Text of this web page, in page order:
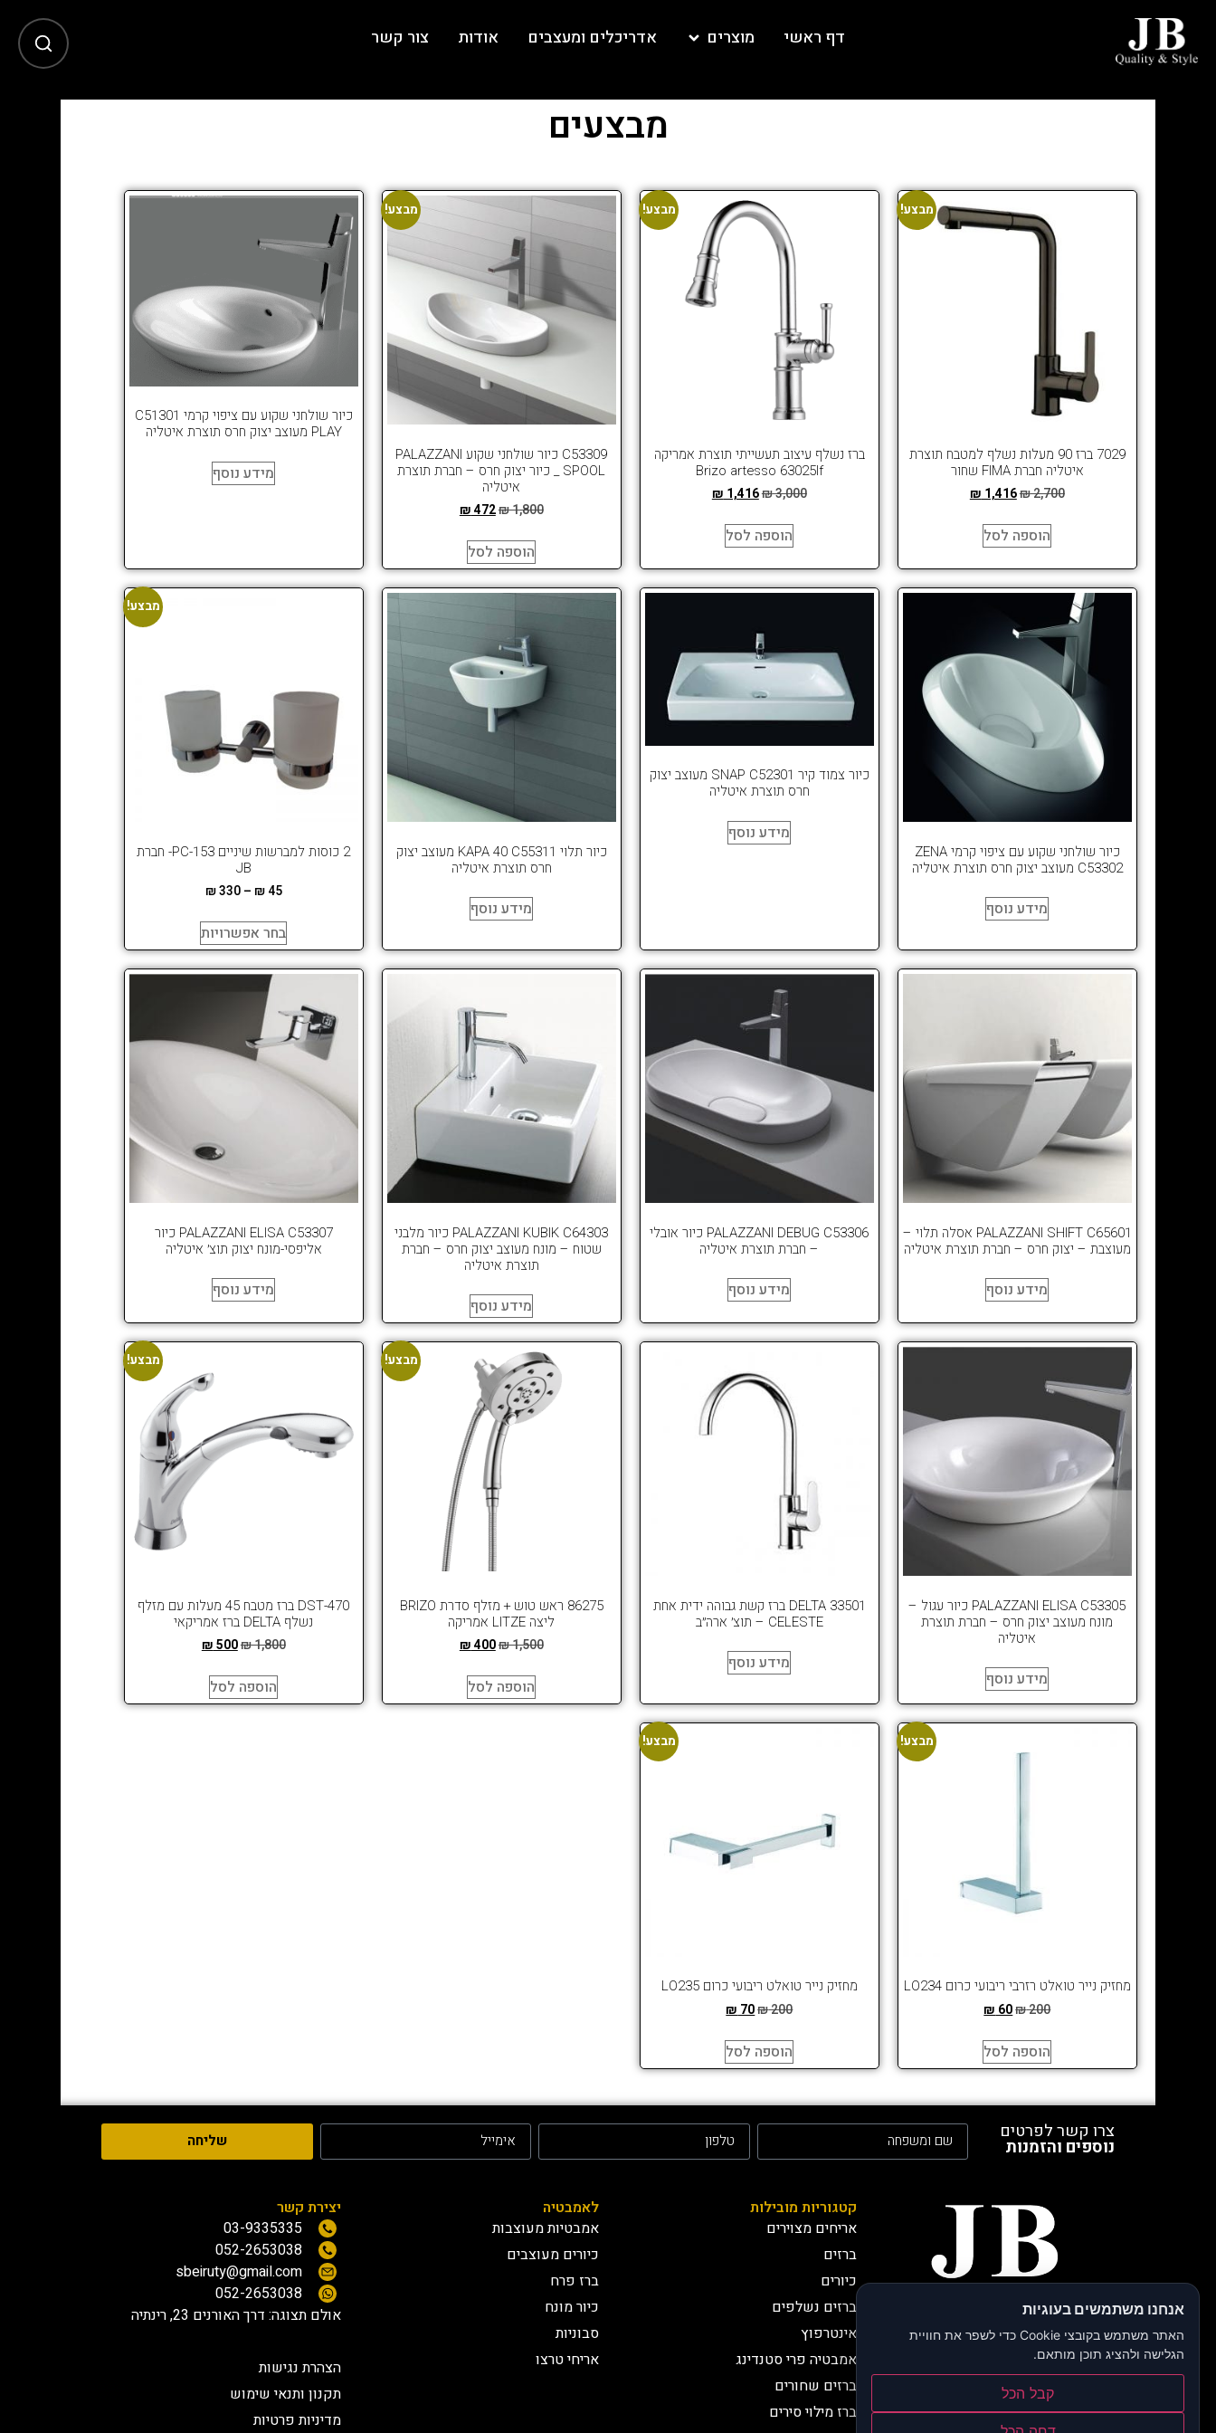
דף ראשי מוצרים אדריכלים ומעצבים אודות צור קשר
מבצעים
מבצע!
7029 ברז 90 מעלות נשלף למטבח תוצרת
איטליה חברת FIMA שחור
₪2,700
₪1,416
הוספה לסל
מבצע!
ברז נשלף עיצוב תעשייתי תוצרת אמריקה
Brizo artesso 63025lf
₪3,000
₪1,416
הוספה לסל
מבצע!
C53309 כיור שולחני שקוע PALAZZANI
SPOOL _ כיור יצוק חרס – חברת תוצרת
איטליה
₪1,800
₪472
הוספה לסל
כיור שולחני שקוע עם ציפוי קרמי C51301
PLAY מעוצב יצוק חרס תוצרת איטליה
מידע נוסף
כיור שולחני שקוע עם ציפוי קרמי ZENA
C53302 מעוצב יצוק חרס תוצרת איטליה
מידע נוסף
כיור צמוד קיר SNAP C52301 מעוצב יצוק
חרס תוצרת איטליה
מידע נוסף
כיור תלוי KAPA 40 C55311 מעוצב יצוק
חרס תוצרת איטליה
מידע נוסף
מבצע!
2 כוסות למברשות שיניים 153-PC- חברת
JB
₪45
–
₪330
בחר אפשרויות
PALAZZANI SHIFT C65601 אסלה תלוי –
מעוצבת – יצוק חרס – חברת תוצרת איטליה
מידע נוסף
PALAZZANI DEBUG C53306 כיור אובלי
– חברת תוצרת איטליה
מידע נוסף
PALAZZANI KUBIK C64303 כיור מלבני
שטוח – מונח מעוצב יצוק חרס – חברת
תוצרת איטליה
מידע נוסף
PALAZZANI ELISA C53307 כיור
אליפסי-מונח יצוק תוצ׳ איטליה
מידע נוסף
PALAZZANI ELISA C53305 כיור עגול –
מונח מעוצב יצוק חרס – חברת תוצרת
איטליה
מידע נוסף
DELTA 33501 ברז קשת גבוהה ידית אחת
CELESTE – תוצ׳ ארה״ב
מידע נוסף
מבצע!
86275 ראש טוש + מזלף סדרת BRIZO
ליצה LITZE אמריקה
₪1,500
₪400
הוספה לסל
מבצע!
470-DST ברז מטבח 45 מעלות עם מזלף
נשלף DELTA ברז אמריקאי
₪1,800
₪500
הוספה לסל
מבצע!
מחזיק נייר טואלט רזרבי ריבועי כרום LO234
₪200
₪ 60
הוספה לסל
מבצע!
מחזיק נייר טואלט ריבועי כרום LO235
₪200
₪ 70
הוספה לסל
צרו קשר לפרטים
נוספים והזמנות שליחה
יבואנים רשמיים
למעלה מ 30 שנה בייבוא
אלמנטים ייחודיים וסדרות יוקרה
לחדרי אמבטיה ולמטבחים.
קטגוריות מובילות
אריחים מצוירים
ברזים
כיורים
ברזים נשלפים
אינטרפוץ
אמבטיה פרי סטנדינג
ברזים שחורים
ברז מילוי סירים
לאמבטיה
אמבטיות מעוצבות
כיורים מעוצבים
ברז פרח
כיור מונח
סבוניות
אריחי טרצו
יצירת קשר
03-9335335
052-2653038
sbeiruty@gmail.com
052-2653038
אולם תצוגה: דרך האורנים 23, רינתיה
הצהרת נגישות
תקנון ותנאי שימוש
מדיניות פרטיות
אנחנו משתמשים בעוגיות
האתר משתמש בקובצי Cookie כדי לשפר את חוויית
הגלישה ולהציג תוכן מותאם.
קבל הכל